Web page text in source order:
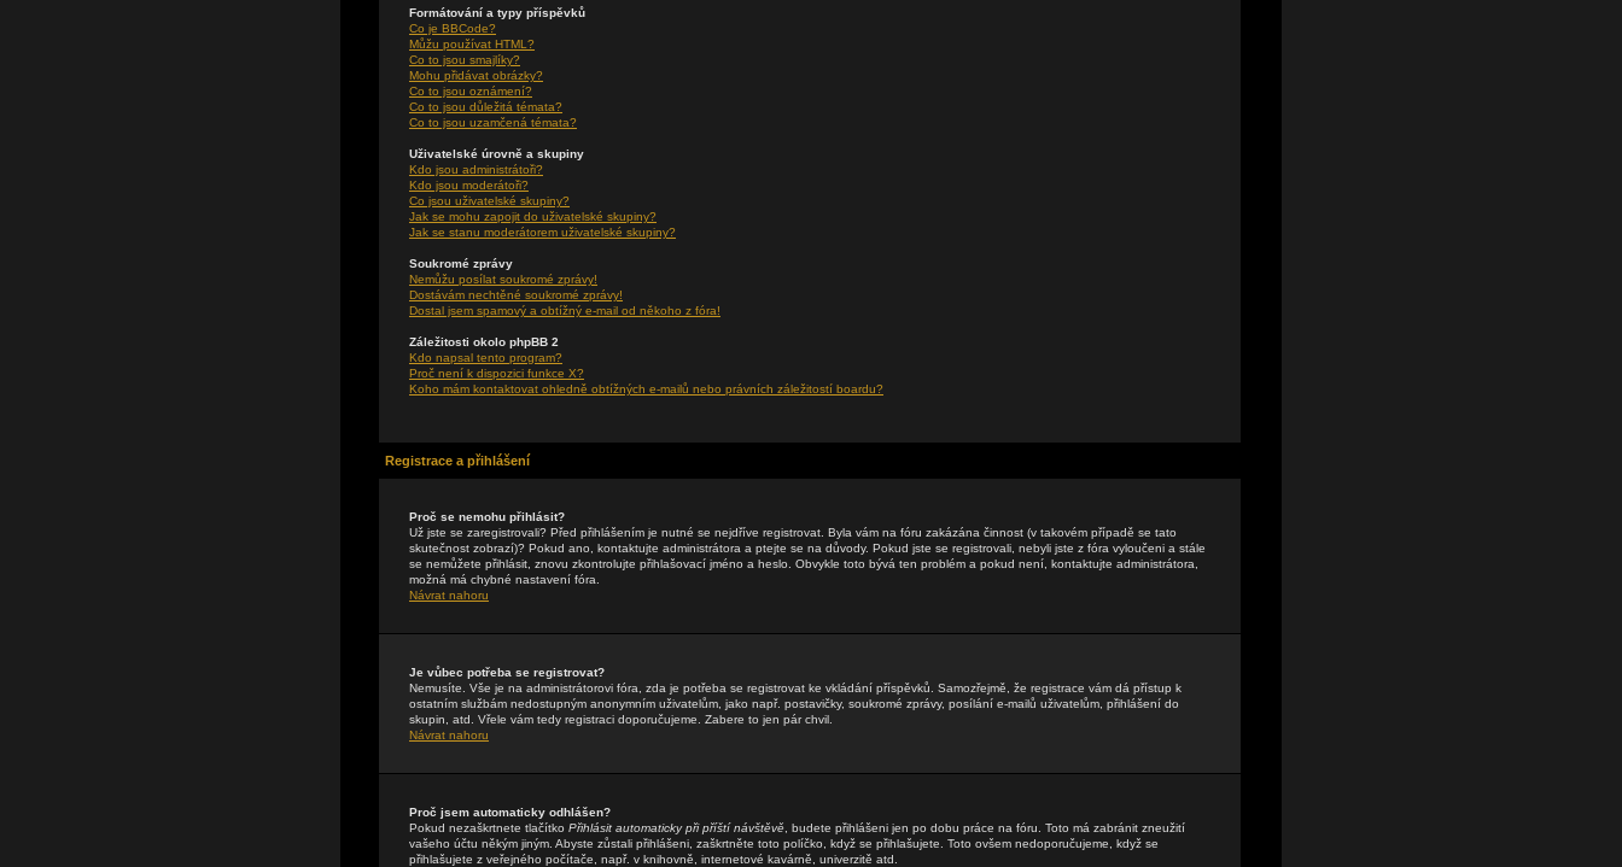
Formátování a typy příspěvků
Co je BBCode?
Můžu používat HTML?
Co to jsou smajlíky?
Mohu přidávat obrázky?
Co to jsou oznámení?
Co to jsou důležitá témata?
Co to jsou uzamčená témata?
Uživatelské úrovně a skupiny
Kdo jsou administrátoři?
Kdo jsou moderátoři?
Co jsou uživatelské skupiny?
Jak se mohu zapojit do uživatelské skupiny?
Jak se stanu moderátorem uživatelské skupiny?
Soukromé zprávy
Nemůžu posílat soukromé zprávy!
Dostávám nechtěné soukromé zprávy!
Dostal jsem spamový a obtížný e-mail od někoho z fóra!
Záležitosti okolo phpBB 2
Kdo napsal tento program?
Proč není k dispozici funkce X?
Koho mám kontaktovat ohledně obtížných e-mailů nebo právních záležitostí boardu?
Registrace a přihlášení
Proč se nemohu přihlásit?
Už jste se zaregistrovali? Před přihlášením je nutné se nejdříve registrovat. Byla vám na fóru zakázána činnost (v takovém případě se tato
skutečnost zobrazí)? Pokud ano, kontaktujte administrátora a ptejte se na důvody. Pokud jste se registrovali, nebyli jste z fóra vyloučeni a stále
se nemůžete přihlásit, znovu zkontrolujte přihlašovací jméno a heslo. Obvykle toto bývá ten problém a pokud není, kontaktujte administrátora,
možná má chybné nastavení fóra.
Návrat nahoru
Je vůbec potřeba se registrovat?
Nemusíte. Vše je na administrátorovi fóra, zda je potřeba se registrovat ke vkládání příspěvků. Samozřejmě, že registrace vám dá přístup k
ostatním službám nedostupným anonymním uživatelům, jako např. postavičky, soukromé zprávy, posílání e-mailů uživatelům, přihlášení do
skupin, atd. Vřele vám tedy registraci doporučujeme. Zabere to jen pár chvil.
Návrat nahoru
Proč jsem automaticky odhlášen?
Pokud nezaškrtnete tlačítko Přihlásit automaticky při příští návštěvě , budete přihlášeni jen po dobu práce na fóru. Toto má zabránit zneužití
vašeho účtu někým jiným. Abyste zůstali přihlášeni, zaškrtněte toto políčko, když se přihlašujete. Toto ovšem nedoporučujeme, když se
přihlašujete z veřejného počítače, např. v knihovně, internetové kavárně, univerzitě atd.